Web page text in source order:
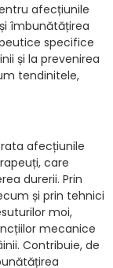
afecțiunile
îmbunătățirea
specifice
și la prevenirea
tendinitele,
afecțiunile
care
durerii. Prin
și prin tehnici
moi,
mecanice
Contribuie, de